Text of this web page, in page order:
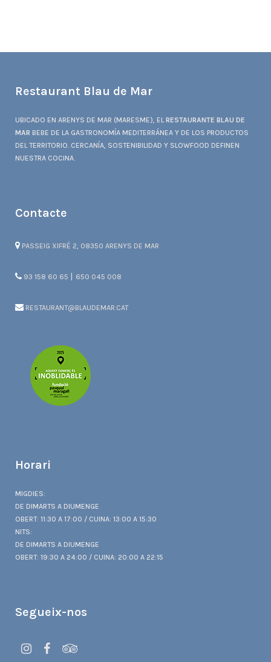
Restaurant Blau de Mar
UBICADO EN ARENYS DE MAR (MARESME), EL RESTAURANTE BLAU DE
MAR BEBE DE LA GASTRONOMÍA MEDITERRÁNEA Y DE LOS PRODUCTOS
DEL TERRITORIO. CERCANÍA, SOSTENIBILIDAD Y SLOWFOOD DEFINEN
NUESTRA COCINA.
Contacte
PASSEIG XIFRÉ 2, 08350 ARENYS DE MAR
93 158 60 65 | 650 045 008
RESTAURANT@BLAUDEMAR.CAT
Horari
MIGDIES:
DE DIMARTS A DIUMENGE
OBERT: 11:30 A 17:00 / CUINA: 13:00 A 15:30
NITS:
DE DIMARTS A DIUMENGE
OBERT: 19:30 A 24:00 / CUINA: 20:00 A 22:15
Segueix-nos